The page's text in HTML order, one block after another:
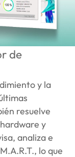
de
y la
resuelve
y
analiza e
lo que